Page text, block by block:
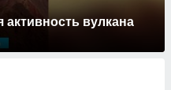
активность вулкана